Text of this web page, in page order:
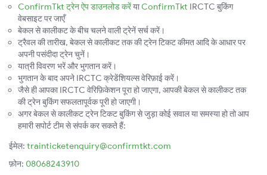
ConfirmTkt ट्रेन ऐप डाउनलोड करेंयाConfirmTkt IRCTC बुकिंग
वेबसाइट पर जाएँ
बेकल से कालीकट के बीच चलने वाली ट्रेनें सर्च करें।
ट्रैवल की तारीख, बेकल से कालीकट तक की ट्रेन टिकट कीमत आदि के आधार पर
अपनी पसंदीदा ट्रेन चुनें।
यात्री विवरण भरें और भुगतान करें।
भुगतान के बाद अपने IRCTC क्रेडेंशियल्स वेरिफ़ाई करें।
जैसे ही आपका IRCTC वेरिफ़िकेशन पूरा हो जाएगा, आपकी बेकल से कालीकट तक
की ट्रेन बुकिंग सफलतापूर्वक पूरी हो जाएगी।
अगर बेकल से कालीकट ट्रेन टिकट बुकिंग से जुड़ा कोई सवाल या समस्या हो तो आप
हमारी सपोर्ट टीम से संपर्क कर सकते हैं:
ईमेल: trainticketenquiry@confirmtkt.com
फ़ोन: 08068243910